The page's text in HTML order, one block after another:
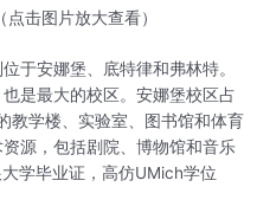
击图片放大查看）
于安娜堡、底特律和弗林特。
是最大的校区。安娜堡校区占
教学楼、实验室、图书馆和体育
源，包括剧院、博物馆和音乐
学毕业证，高仿UMich学位